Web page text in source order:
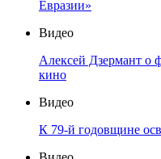
Евразии»
Видео
Алексей Дзермант о
кино
Видео
К 79-й годовщине